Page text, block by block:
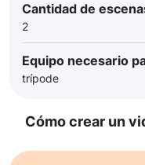
Cantidad de
2
Equipo necesario
trípode
Cómo crear un